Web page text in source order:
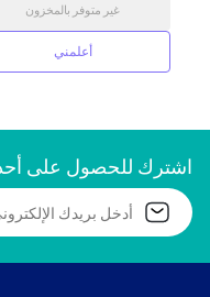
غير متوفر بالمخزون
أعلمني
اشترك للحصول على